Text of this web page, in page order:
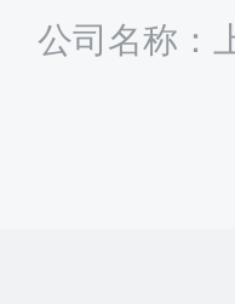
公司名称：